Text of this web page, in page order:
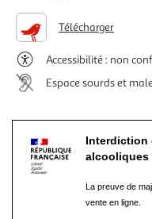
Télécharger
Accessibilité : non
Espace sourds et
Interdiction
alcooliques
La preuve de
vente en ligne.